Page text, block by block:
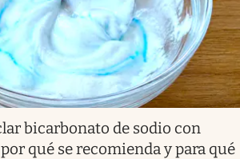
bicarbonato de sodio con
qué se recomienda y para qué